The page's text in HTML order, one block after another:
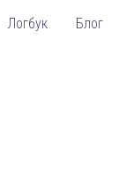
Логбук Блог